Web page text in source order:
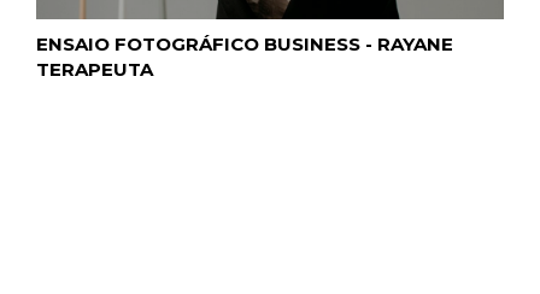
ENSAIO FOTOGRÁFICO BUSINESS - RAYANE
TERAPEUTA